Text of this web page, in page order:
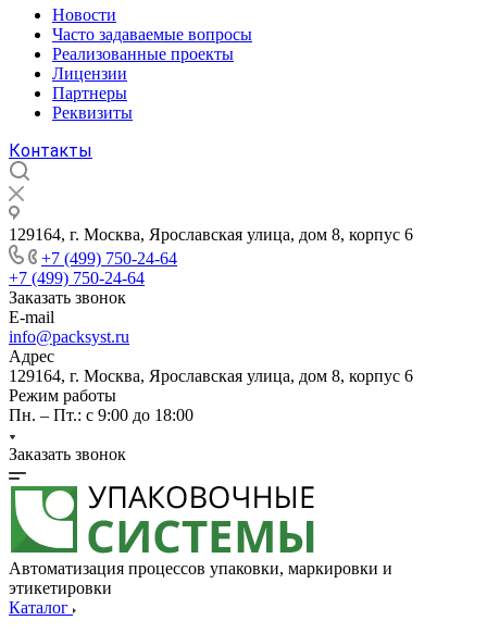
Новости
Часто задаваемые вопросы
Реализованные проекты
Лицензии
Партнеры
Реквизиты
Контакты
129164, г. Москва, Ярославская улица, дом 8, корпус 6
+7 (499) 750-24-64
+7 (499) 750-24-64
Заказать звонок
E-mail
info@packsyst.ru
Адрес
129164, г. Москва, Ярославская улица, дом 8, корпус 6
Режим работы
Пн. – Пт.: с 9:00 до 18:00
Заказать звонок
Автоматизация процессов упаковки, маркировки и
этикетировки
Каталог